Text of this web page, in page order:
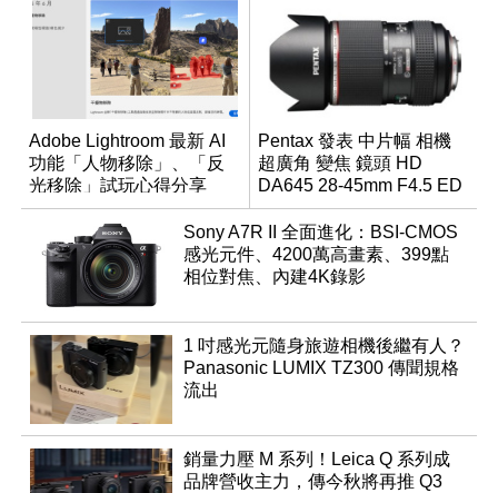
Adobe Lightroom 最新 AI
功能「人物移除」、「反
光移除」試玩心得分享
Pentax 發表 中片幅 相機
超廣角 變焦 鏡頭 HD
DA645 28-45mm F4.5 ED
AW SR
Sony A7R II 全面進化：BSI-CMOS
感光元件、4200萬高畫素、399點
相位對焦、內建4K錄影
1 吋感光元隨身旅遊相機後繼有人？
Panasonic LUMIX TZ300 傳聞規格
流出
銷量力壓 M 系列！Leica Q 系列成
品牌營收主力，傳今秋將再推 Q3